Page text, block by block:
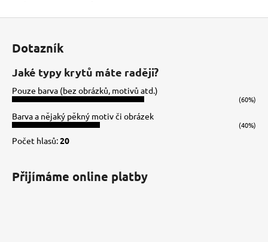
Dotazník
Jaké typy krytů máte raději?
Pouze barva (bez obrázků, motivů atd.)
(60%)
Barva a nějaký pěkný motiv či obrázek
(40%)
Počet hlasů:20
Přijímáme online platby